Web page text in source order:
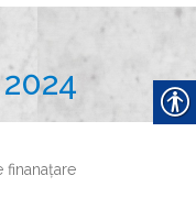
finanaţare